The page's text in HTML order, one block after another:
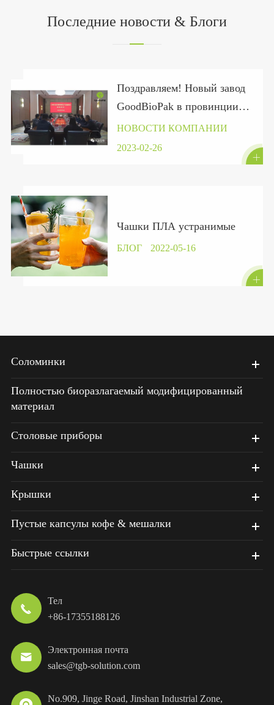
Последние новости & Блоги
Поздравляем! Новый завод
GoodBioPak в провинции
Хубэй официально
подписал контракт.
НОВОСТИ КОМПАНИИ
2023-02-26

Чашки ПЛА устранимые
БЛОГ 2022-05-16

Соломинки
Полностью биоразлагаемый модифицированный
материал
Столовые приборы
Чашки
Крышки
Пустые капсулы кофе & мешалки
Быстрые ссылки

Тел
+86-17355188126

Электронная почта
sales@tgb-solution.com
No.909, Jinge Road, Jinshan Industrial Zone,